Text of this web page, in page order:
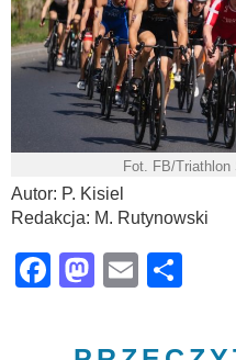
Fot. FB/Triathlon
Autor: P. Kisiel
Redakcja: M. Rutynowski
Facebook
Mastodon
Email